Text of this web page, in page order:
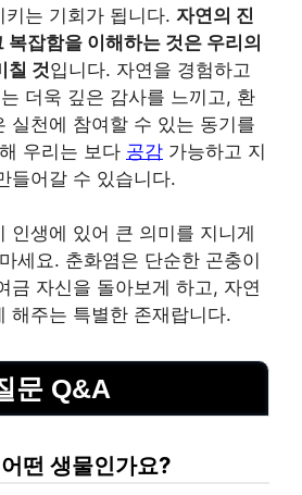
는 기회가 됩니다. 자연의 진
복잡함을 이해하는 것은 우리의
칠 것입니다. 자연을 경험하고
더욱 깊은 감사를 느끼고, 환
실천에 참여할 수 있는 동기를
우리는 보다 공감 가능하고 지
들어갈 수 있습니다.
인생에 있어 큰 의미를 지니게
세요. 춘화염은 단순한 곤충이
금 자신을 돌아보게 하고, 자연
해주는 특별한 존재랍니다.
문 Q&A
떤 생물인가요?